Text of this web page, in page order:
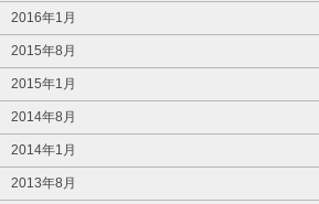
2016年1月
2015年8月
2015年1月
2014年8月
2014年1月
2013年8月